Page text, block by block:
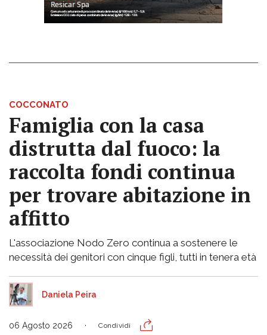
COCCONATO
Famiglia con la casa
distrutta dal fuoco: la
raccolta fondi continua
per trovare abitazione in
affitto
L'associazione Nodo Zero continua a sostenere le
necessità dei genitori con cinque figli, tutti in tenera età
Daniela Peira
06 Agosto 2026 Condividi